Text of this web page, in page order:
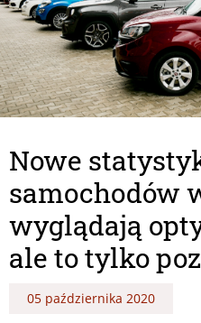
Nowe
samochodów
wyglądają
ale to tylko
05 października 2020